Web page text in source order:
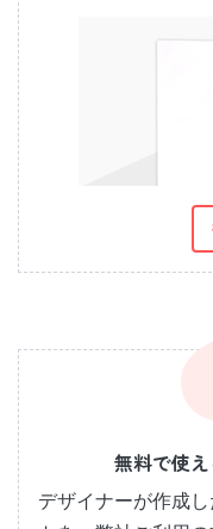
無料で使
デザイナーが作成